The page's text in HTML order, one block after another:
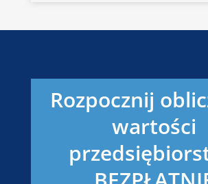
Rozpocznij
wartości